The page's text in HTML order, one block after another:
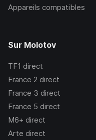
Appareils compatibles
Sur Molotov
TF1 direct
France 2 direct
France 3 direct
France 5 direct
M6+ direct
Arte direct